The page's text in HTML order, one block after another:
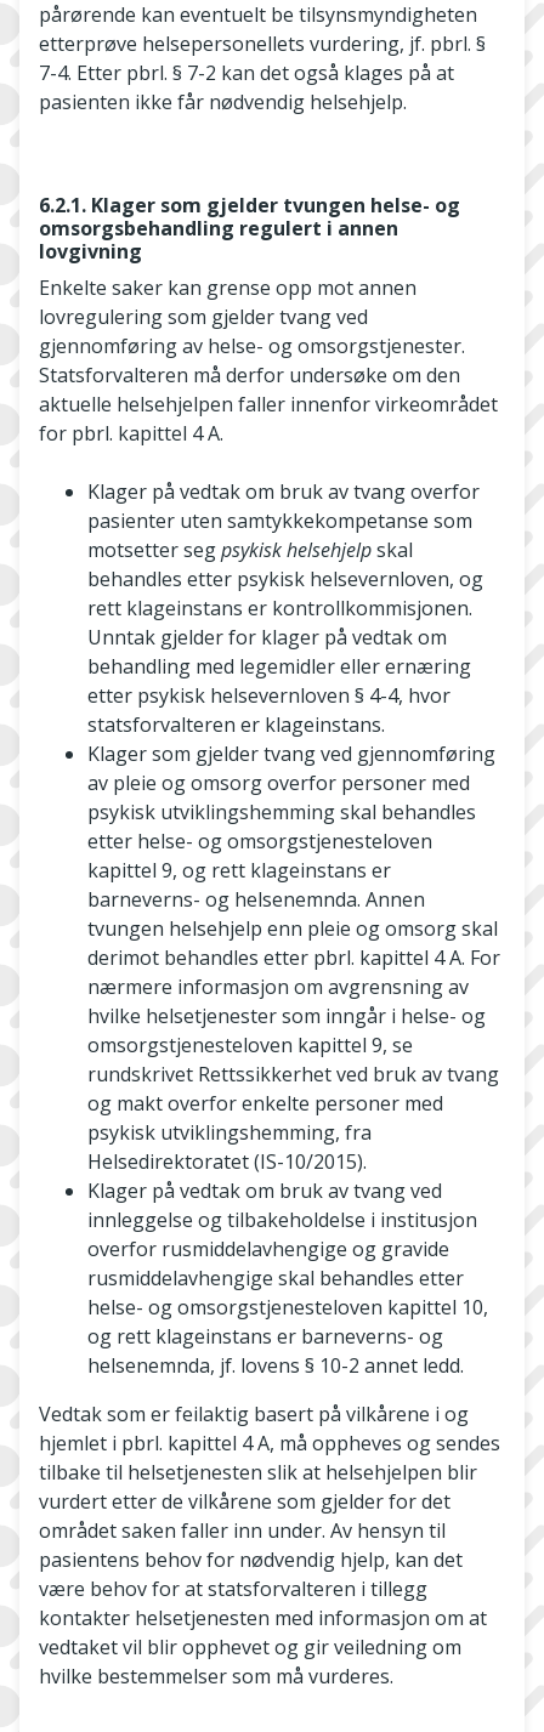
pårørende kan eventuelt be tilsynsmyndigheten
etterprøve helsepersonellets vurdering, jf. pbrl. §
7-4. Etter pbrl. § 7-2 kan det også klages på at
pasienten ikke får nødvendig helsehjelp.
6.2.1. Klager som gjelder tvungen helse- og
omsorgsbehandling regulert i annen
lovgivning
Enkelte saker kan grense opp mot annen
lovregulering som gjelder tvang ved
gjennomføring av helse- og omsorgstjenester.
Statsforvalteren må derfor undersøke om den
aktuelle helsehjelpen faller innenfor virkeområdet
for pbrl. kapittel 4 A.
Klager på vedtak om bruk av tvang overfor
pasienter uten samtykkekompetanse som
motsetter segpsykisk helsehjelpskal
behandles etter psykisk helsevernloven, og
rett klageinstans er kontrollkommisjonen.
Unntak gjelder for klager på vedtak om
behandling med legemidler eller ernæring
etter psykisk helsevernloven § 4-4, hvor
statsforvalteren er klageinstans.
Klager som gjelder tvang ved gjennomføring
av pleie og omsorg overfor personer med
psykisk utviklingshemming skal behandles
etter helse- og omsorgstjenesteloven
kapittel 9, og rett klageinstans er
barneverns- og helsenemnda. Annen
tvungen helsehjelp enn pleie og omsorg skal
derimot behandles etter pbrl. kapittel 4 A. For
nærmere informasjon om avgrensning av
hvilke helsetjenester som inngår i helse- og
omsorgstjenesteloven kapittel 9, se
rundskrivet Rettssikkerhet ved bruk av tvang
og makt overfor enkelte personer med
psykisk utviklingshemming, fra
Helsedirektoratet (IS-10/2015).
Klager på vedtak om bruk av tvang ved
innleggelse og tilbakeholdelse i institusjon
overfor rusmiddelavhengige og gravide
rusmiddelavhengige skal behandles etter
helse- og omsorgstjenesteloven kapittel 10,
og rett klageinstans er barneverns- og
helsenemnda, jf. lovens § 10-2 annet ledd.
Vedtak som er feilaktig basert på vilkårene i og
hjemlet i pbrl. kapittel 4 A, må oppheves og sendes
tilbake til helsetjenesten slik at helsehjelpen blir
vurdert etter de vilkårene som gjelder for det
området saken faller inn under. Av hensyn til
pasientens behov for nødvendig hjelp, kan det
være behov for at statsforvalteren i tillegg
kontakter helsetjenesten med informasjon om at
vedtaket vil blir opphevet og gir veiledning om
hvilke bestemmelser som må vurderes.